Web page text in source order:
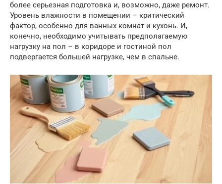
более серьезная подготовка и, возможно, даже ремонт.
Уровень влажности в помещении – критический
фактор, особенно для ванных комнат и кухонь. И,
конечно, необходимо учитывать предполагаемую
нагрузку на пол – в коридоре и гостиной пол
подвергается большей нагрузке, чем в спальне.